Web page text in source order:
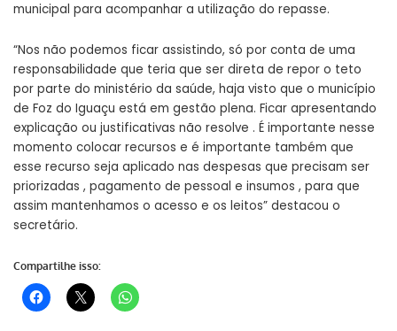
municipal para acompanhar a utilização do repasse.
“Nos não podemos ficar assistindo, só por conta de uma
responsabilidade que teria que ser direta de repor o teto
por parte do ministério da saúde, haja visto que o município
de Foz do Iguaçu está em gestão plena. Ficar apresentando
explicação ou justificativas não resolve . É importante nesse
momento colocar recursos e é importante também que
esse recurso seja aplicado nas despesas que precisam ser
priorizadas , pagamento de pessoal e insumos , para que
assim mantenhamos o acesso e os leitos” destacou o
secretário.
Compartilhe isso: